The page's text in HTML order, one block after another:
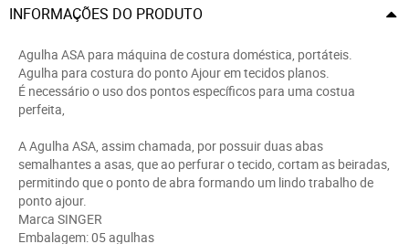
INFORMAÇÕES DO PRODUTO
Agulha ASA para máquina de costura doméstica, portáteis.
Agulha para costura do ponto Ajour em tecidos planos.
É necessário o uso dos pontos específicos para uma costua
perfeita,
A Agulha ASA, assim chamada, por possuir duas abas
semalhantes a asas, que ao perfurar o tecido, cortam as beiradas,
permitindo que o ponto de abra formando um lindo trabalho de
ponto ajour.
Marca SINGER
Embalagem: 05 agulhas